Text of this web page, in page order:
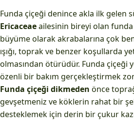
Funda çiçeği denince akla ilk gelen
Ericaceaeailesinin bireyi olan
büyüme olarak akrabalarına çok
ışığı, toprak ve benzer koşullarda
olmasından ötürüdür. Funda çiçeği
özenli bir bakım gerçekleştirmek
Funda çiçeği dikmeden önce
gevşetmeniz ve köklerin rahat bir
desteklemek için derin bir çukur